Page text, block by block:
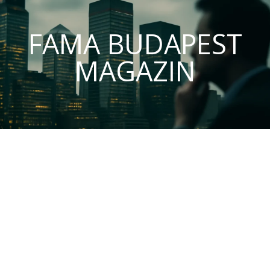
FAMA BUDAPEST
MAGAZIN